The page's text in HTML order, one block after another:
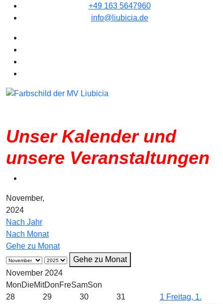
+49 163 5647960
info@liubicia.de
Unser Kalender und
unsere Veranstaltungen
November,
2024
Nach Jahr
Nach Monat
Gehe zu Monat
Gehe zu Monat
November 2024
MonDieMitDonFreSamSon
28
29 30 31 1 Freitag, 1.